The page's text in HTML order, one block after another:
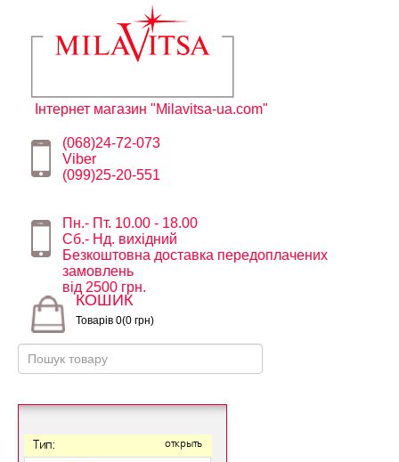
Інтернет магазин "Milavitsa-ua.com"
(068)24-72-073
Viber
(099)25-20-551
Пн.- Пт. 10.00 - 18.00
Сб.- Нд. вихідний
Безкоштовна доставка передоплачених
замовлень
від 2500 грн.
КОШИК
Товарів 0(0 грн)
Тип: открыть